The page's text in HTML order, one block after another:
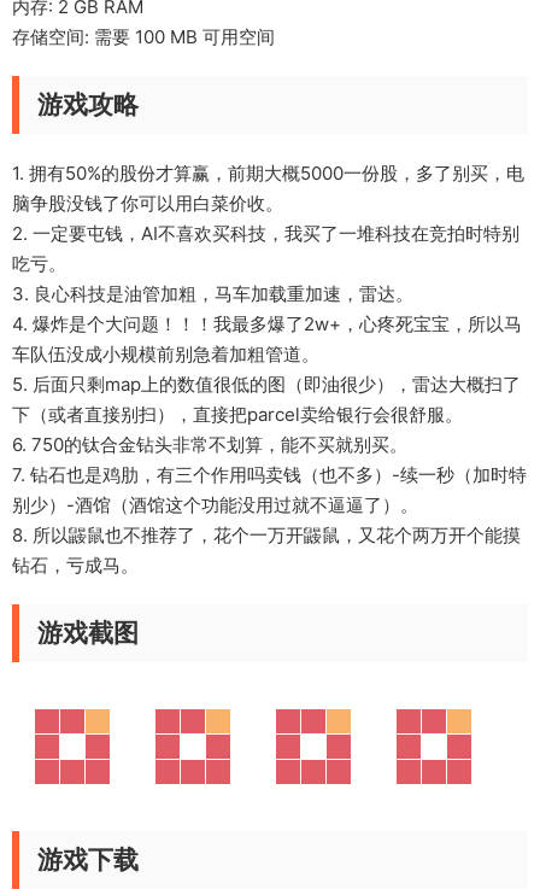
内存: 2 GB RAM
存储空间: 需要 100 MB 可用空间
游戏攻略
1. 拥有50%的股份才算赢，前期大概5000一份股，多了别买，电
脑争股没钱了你可以用白菜价收。
2. 一定要屯钱，AI不喜欢买科技，我买了一堆科技在竞拍时特别
吃亏。
3. 良心科技是油管加粗，马车加载重加速，雷达。
4. 爆炸是个大问题！！！我最多爆了2w+，心疼死宝宝，所以马
车队伍没成小规模前别急着加粗管道。
5. 后面只剩map上的数值很低的图（即油很少），雷达大概扫了
下（或者直接别扫），直接把parcel卖给银行会很舒服。
6. 750的钛合金钻头非常不划算，能不买就别买。
7. 钻石也是鸡肋，有三个作用吗卖钱（也不多）-续一秒（加时特
别少）-酒馆（酒馆这个功能没用过就不逼逼了）。
8. 所以鼹鼠也不推荐了，花个一万开鼹鼠，又花个两万开个能摸
钻石，亏成马。
游戏截图
游戏下载